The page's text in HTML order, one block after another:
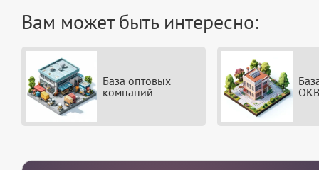
Вам может быть интересно:
База оптовых
компаний